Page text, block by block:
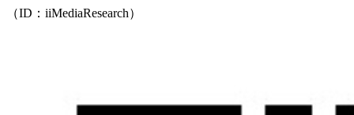
（ID：iiMediaResearch）